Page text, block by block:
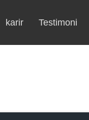
karir Testimoni